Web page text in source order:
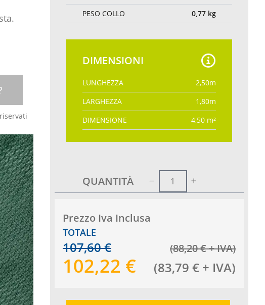
PESO COLLO
0,77 kg
DIMENSIONI
LUNGHEZZA 2,50m
LARGHEZZA
1,80m
DIMENSIONE
4,50 m²
QUANTITÀ
Prezzo Iva Inclusa
TOTALE
107,60€ (88,20€+ IVA)
102,22 € (83,79 € + IVA)